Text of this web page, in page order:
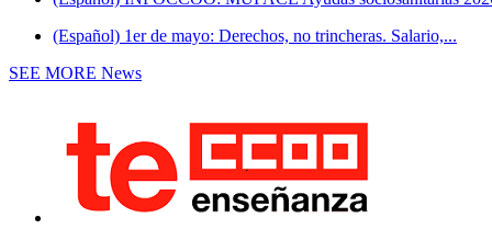
(Español) 1er de mayo: Derechos, no trincheras. Salario,...
SEE MORE News